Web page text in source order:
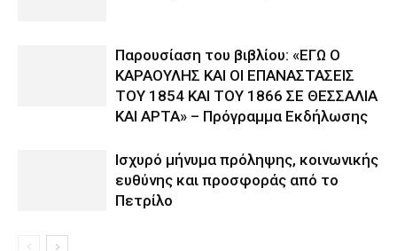
Παρουσίαση του βιβλίου: «ΕΓΩ Ο
ΚΑΡΑΟΥΛΗΣ ΚΑΙ ΟΙ ΕΠΑΝΑΣΤΑΣΕΙΣ
ΤΟΥ 1854 ΚΑΙ ΤΟΥ 1866 ΣΕ ΘΕΣΣΑΛΙΑ
ΚΑΙ ΑΡΤΑ» – Πρόγραμμα Εκδήλωσης
Ισχυρό μήνυμα πρόληψης, κοινωνικής
ευθύνης και προσφοράς από το
Πετρίλο